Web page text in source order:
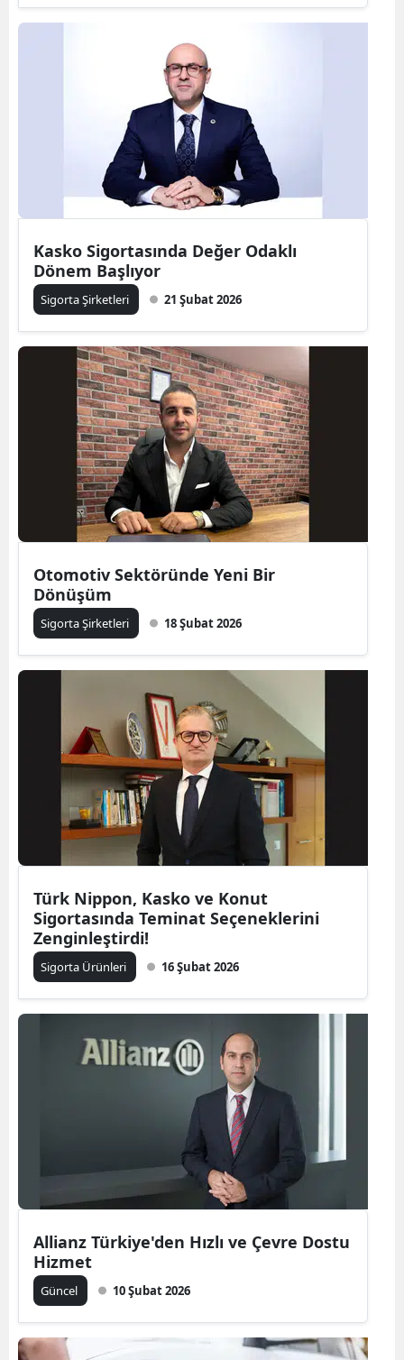
Çankırı
Diyarbakır
Edirne
Elazığ
Erzincan
Gaziantep
Giresun
Gümüşhane
Hakkari
Hatay
Isparta
Mersin
İzmir
Kars
Kastamonu
Kayseri
Kırklareli
Kırşehir
Kocaeli
Konya
Kahramanmaraş
Mardin
Muş
Nevşehir
Niğde
Sakarya
Kasko Sigortasında Değer Odaklı
Dönem Başlıyor
Sigorta Şirketleri 21 Şubat 2026
Otomotiv Sektöründe Yeni Bir
Dönüşüm
Sigorta Şirketleri 18 Şubat 2026
Türk Nippon, Kasko ve Konut
Sigortasında Teminat Seçeneklerini
Zenginleştirdi!
Sigorta Ürünleri 16 Şubat 2026
Allianz Türkiye'den Hızlı ve Çevre Dostu
Hizmet
Güncel 10 Şubat 2026